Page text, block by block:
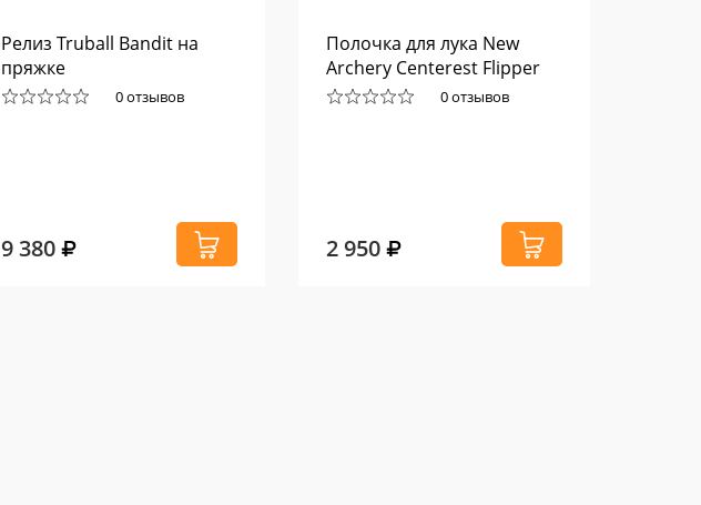
Релиз Truball Bandit на
пряжке
0 отзывов
9 380
Полочка для лука New
Archery Centerest Flipper
0 отзывов
2 950